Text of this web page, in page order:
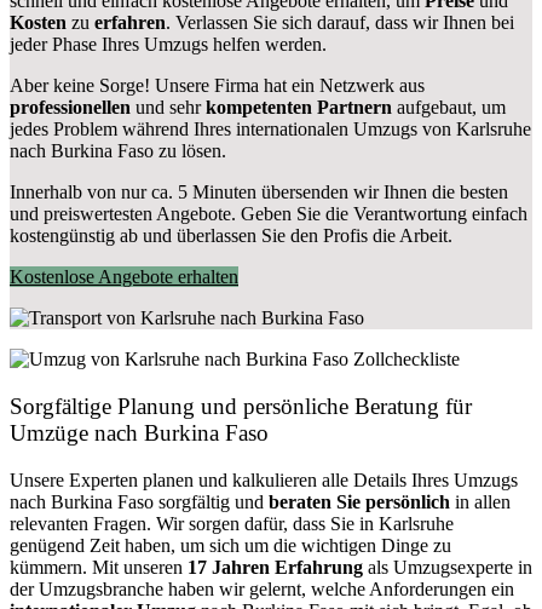
Kosten zu erfahren. Verlassen Sie sich darauf, dass wir Ihnen bei
jeder Phase Ihres Umzugs helfen werden.
Aber keine Sorge! Unsere Firma hat ein Netzwerk aus
professionellen und sehrkompetenten Partnern aufgebaut, um
jedes Problem während Ihres internationalen Umzugs von Karlsruhe
nach Burkina Faso zu lösen.
Innerhalb von nur ca. 5 Minuten übersenden wir Ihnen die besten
und preiswertesten Angebote. Geben Sie die Verantwortung einfach
kostengünstig ab und überlassen Sie den Profis die Arbeit.
Kostenlose Angebote erhalten
Sorgfältige Planung und persönliche Beratung für
Umzüge nach Burkina Faso
Unsere Experten planen und kalkulieren alle Details Ihres Umzugs
nach Burkina Faso sorgfältig und beraten Sie persönlich in allen
relevanten Fragen. Wir sorgen dafür, dass Sie in Karlsruhe
genügend Zeit haben, um sich um die wichtigen Dinge zu
kümmern. Mit unseren 17 Jahren Erfahrung als Umzugsexperte in
der Umzugsbranche haben wir gelernt, welche Anforderungen ein